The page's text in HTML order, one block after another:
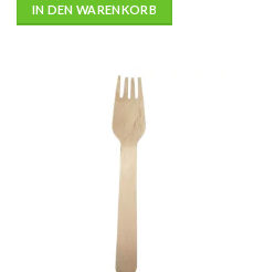
IN DEN WARENKORB